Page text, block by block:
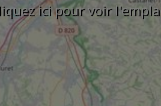
ici pour voir